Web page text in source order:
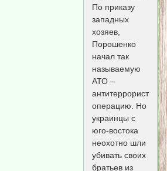
По приказу
западных
хозяев,
Порошенко
начал так
называемую
АТО –
операцию. Но
украинцы с
юго-востока
неохотно шли
убивать своих
братьев из